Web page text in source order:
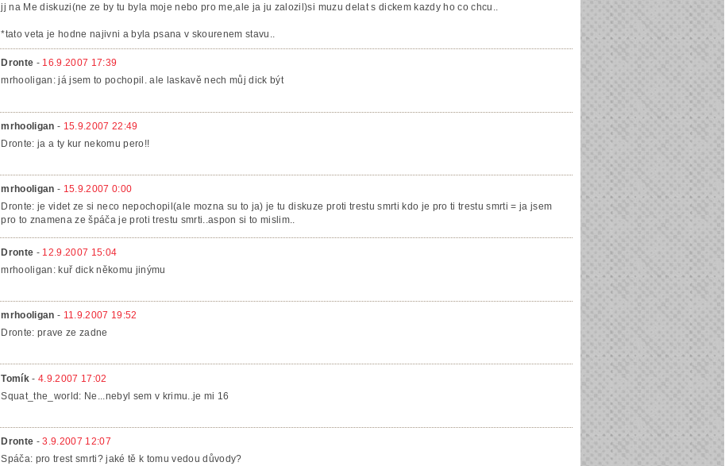
jj na Me diskuzi(ne ze by tu byla moje nebo pro me,ale ja ju zalozil)si muzu delat s dickem kazdy ho co chcu..
*tato veta je hodne najivni a byla psana v skourenem stavu..
Dronte - 16.9.2007 17:39
mrhooligan: já jsem to pochopil. ale laskavě nech můj dick být
mrhooligan - 15.9.2007 22:49
Dronte: ja a ty kur nekomu pero!!
mrhooligan - 15.9.2007 0:00
Dronte: je videt ze si neco nepochopil(ale mozna su to ja) je tu diskuze proti trestu smrti kdo je pro ti trestu smrti = ja jsem
pro to znamena ze špáča je proti trestu smrti..aspon si to mislim..
Dronte - 12.9.2007 15:04
mrhooligan: kuř dick někomu jinýmu
mrhooligan - 11.9.2007 19:52
Dronte: prave ze zadne
Tomík -4.9.2007 17:02
Squat_the_world: Ne...nebyl sem v krimu..je mi 16
Dronte -3.9.2007 12:07
Spáča: pro trest smrti? jaké tě k tomu vedou důvody?